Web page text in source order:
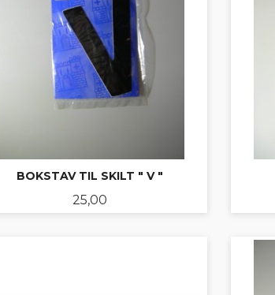
BOKSTAV TIL SKILT " V "
Pris
25,00